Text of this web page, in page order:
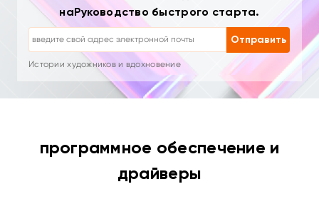
наРуководство быстрого старта.
Отправить
Уроки рисования
Советы и устранение неполадок
Новые продукты и специальные предложения
Истории художников и вдохновение
1–2 письма в месяц, никакого спама
Ваш email используется только для запрошенного контента
программное обеспечение и
драйверы